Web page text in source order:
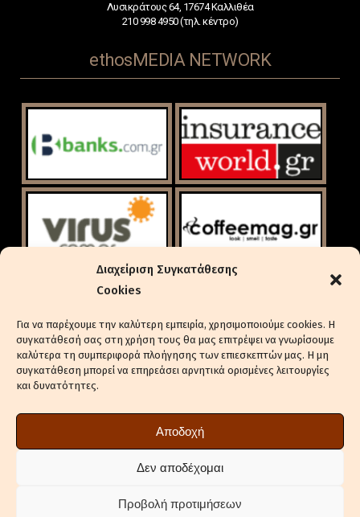
Διαχείριση Συγκατάθεσης
Cookies
Για να παρέχουμε την καλύτερη εμπειρία, χρησιμοποιούμε cookies. Η
συγκατάθεσή σας στη χρήση τους θα μας επιτρέψει να γνωρίσουμε
καλύτερα τη συμπεριφορά πλοήγησης των επιεσκεπτών μας. Η μη
συγκατάθεση μπορεί να επηρεάσει αρνητικά ορισμένες λειτουργίες
και δυνατότητες.
Αποδοχή
Δεν αποδέχομαι
Προβολή προτιμήσεων
Λυσικράτους 64, 17674 Καλλιθέα
210 998 4950 (τηλ. κέντρο)
ethosMEDIA NETWORK
ΠΟΛΙΤΙΚΉ COOKIES (ΕΕ)
ΣΤΕΊΛΤΕ ΔΕΛΤΊΑ ΤΎΠΟΥ ΤΗΣ ΕΤΑΙΡΕΊΑΣ ΣΑΣ